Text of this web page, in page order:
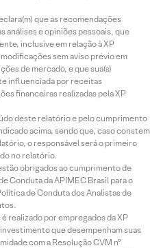
que as recomendações
análises e opiniões pessoais, que
inclusive em relação à XP
sem aviso prévio em
de mercado, e que sua(s)
influenciada por receitas
financeiras realizadas pela XP
deste relatório e pelo cumprimento
acima, sendo que, caso constem
o responsável será o primeiro
no relatório.
obrigados ao cumprimento de
Conduta da APIMEC Brasil para o
de Conduta dos Analistas de
realizado por empregados da XP
que desempenham suas
com a Resolução CVM nº